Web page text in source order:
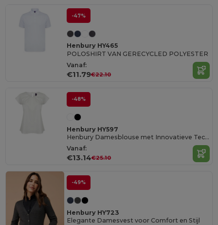
-47%
Henbury HY465
POLOSHIRT VAN GERECYCLED POLYESTER
Vanaf:
€11.79€22.10
-48%
Henbury HY597
Henbury Damesblouse met Innovatieve Technologie
Vanaf:
€13.14€25.10
-49%
Henbury HY723
Elegante Damesvest voor Comfort en Stijl